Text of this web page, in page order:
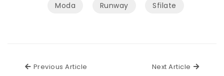
Moda Runway Sfilate
Previous Article Next Article Next